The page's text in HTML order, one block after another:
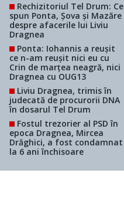
Rechizitoriul Tel Drum: Ce
spun Ponta, Șova și Mazăre
despre afacerile lui Liviu
Dragnea
Ponta: Iohannis a reușit
ce n-am reușit nici eu cu
Crin de marțea neagră, nici
Dragnea cu OUG13
Liviu Dragnea, trimis în
judecată de procurorii DNA
în dosarul Tel Drum
Fostul trezorier al PSD în
epoca Dragnea, Mircea
Drăghici, a fost condamnat
la 6 ani închisoare